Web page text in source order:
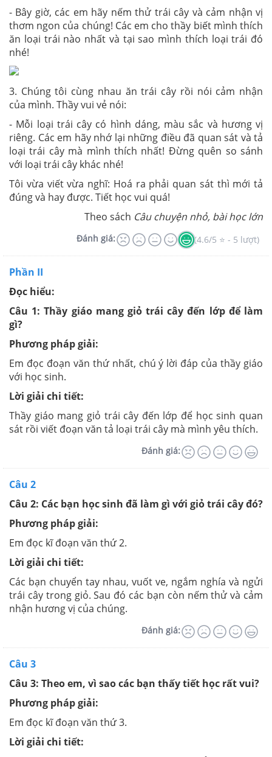
- Bây giờ, các em hãy nếm thử trái cây và cảm nhận vị
thơm ngon của chúng! Các em cho thầy biết mình thích
ăn loại trái nào nhất và tại sao mình thích loại trái đó
nhé!
3. Chúng tôi cùng nhau ăn trái cây rồi nói cảm nhận
của mình. Thầy vui vẻ nói:
- Mỗi loại trái cây có hình dáng, màu sắc và hương vị
riêng. Các em hãy nhớ lại những điều đã quan sát và tả
loại trái cây mà mình thích nhất! Đừng quên so sánh
với loại trái cây khác nhé!
Tôi vừa viết vừa nghĩ: Hoá ra phải quan sát thì mới tả
đúng và hay được. Tiết học vui quá!
Theo sách Câu chuyện nhỏ, bài học lớn
Đánh giá: (4.6/5 ⭐ - 5 lượt)
Phần II
Đọc hiểu:
Câu 1: Thầy giáo mang giỏ trái cây đến lớp để làm
gì?
Phương pháp giải:
Em đọc đoạn văn thứ nhất, chú ý lời đáp của thầy giáo
với học sinh.
Lời giải chi tiết:
Thầy giáo mang giỏ trái cây đến lớp để học sinh quan
sát rồi viết đoạn văn tả loại trái cây mà mình yêu thích.
Đánh giá:
Câu 2
Câu 2: Các bạn học sinh đã làm gì với giỏ trái cây đó?
Phương pháp giải:
Em đọc kĩ đoạn văn thứ 2.
Lời giải chi tiết:
Các bạn chuyển tay nhau, vuốt ve, ngắm nghía và ngửi
trái cây trong giỏ. Sau đó các bạn còn nếm thử và cảm
nhận hương vị của chúng.
Đánh giá:
Câu 3
Câu 3: Theo em, vì sao các bạn thấy tiết học rất vui?
Phương pháp giải:
Em đọc kĩ đoạn văn thứ 3.
Lời giải chi tiết: